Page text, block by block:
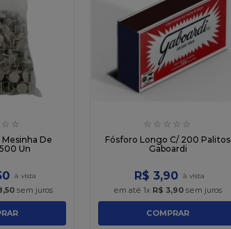
☆ ☆
De
Un
,50 sem juros
☆ ☆ ☆ ☆ ☆
Fósforo Longo C/ 200 Palitos
Gaboardi
R$ 3,90
em até 1x R$ 3,90 sem juros
COMPRAR